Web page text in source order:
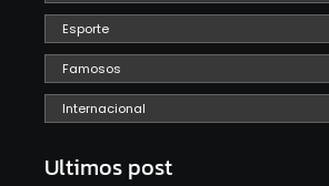
Esporte
Famosos
Internacional
Ultimos post